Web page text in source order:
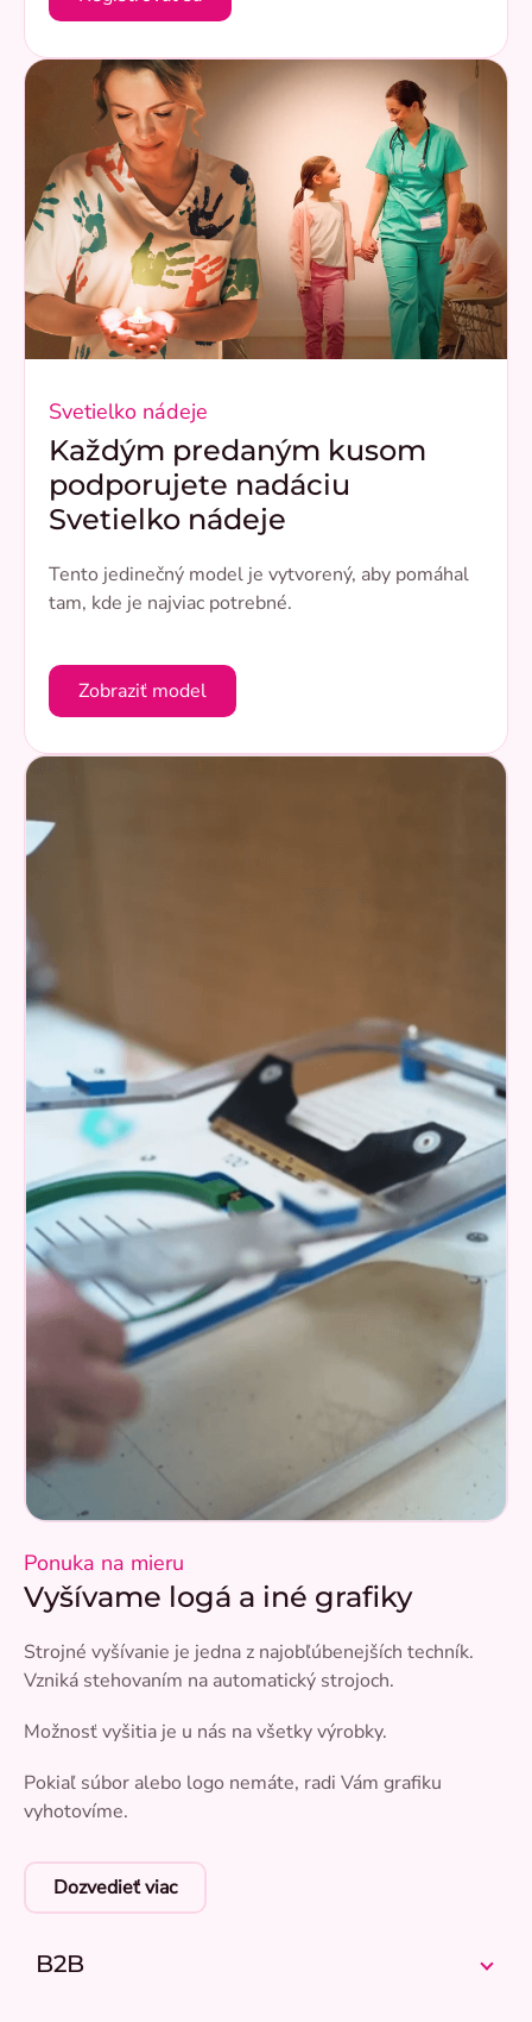
Svetielko nádeje
Každým predaným kusom
podporujete nadáciu
Svetielko nádeje
Tento jedinečný model je vytvorený, aby pomáhal
tam, kde je najviac potrebné.
Zobraziť model
Ponuka na mieru
Vyšívame logá a iné grafiky
Strojné vyšívanie je jedna z najobľúbenejších techník.
Vzniká stehovaním na automatický strojoch.
Možnosť vyšitia je u nás na všetky výrobky.
Pokiaľ súbor alebo logo nemáte, radi Vám grafiku
vyhotovíme.
Dozvedieť viac
B2B